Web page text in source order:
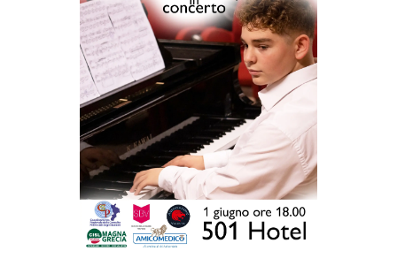
LACONAIR.IT
LACITYMAG.IT
ILREGGINO.IT
COSENZACHANNEL.IT
ILVIBONESE.IT
CATANZAROCHANNEL.IT